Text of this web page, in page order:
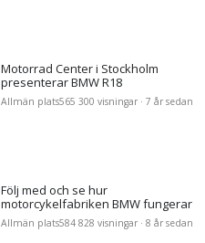
Motorrad Center i Stockholm
presenterar BMW R18
Allmän plats565 300 visningar · 7 år sedan
Följ med och se hur
motorcykelfabriken BMW fungerar
Allmän plats584 828 visningar · 8 år sedan